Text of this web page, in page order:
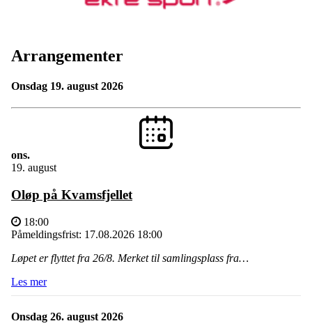
Arrangementer
onsdag 19. august 2026
ons.
19. august
Oløp på Kvamsfjellet
18:00
Påmeldingsfrist: 17.08.2026 18:00
Løpet er flyttet fra 26/8. Merket til samlingsplass fra…
Les mer
onsdag 26. august 2026